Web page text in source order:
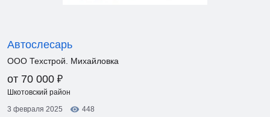
Автослесарь
ООО Техстрой. Михайловка
от 70 000 ₽
Шкотовский район
3 февраля 2025
448